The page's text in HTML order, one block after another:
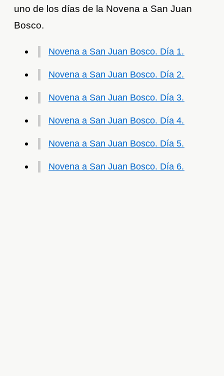
uno de los días de la Novena a San Juan
Bosco.
Novena a San Juan Bosco. Día 1.
Novena a San Juan Bosco. Día 2.
Novena a San Juan Bosco. Día 3.
Novena a San Juan Bosco. Día 4.
Novena a San Juan Bosco. Día 5.
Novena a San Juan Bosco. Día 6.